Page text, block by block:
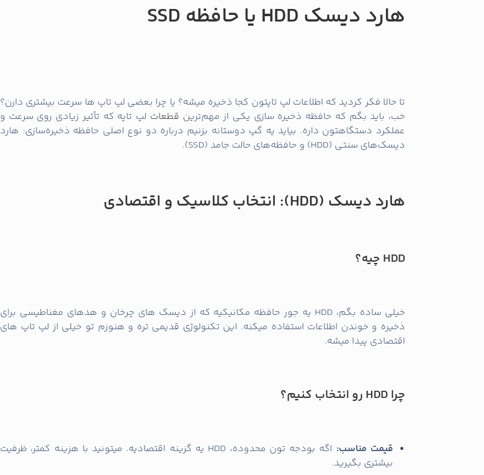
هارد دیسک HDD یا حافظه SSD
تا حالا فکر کردید که اطلاعات لپ‌ تاپتون کجا ذخیره میشه؟ یا چرا بعضی لپ‌ تاپ‌ ها سرعت بیشتری دارن؟
خب، باید بگم که حافظه ذخیره‌ سازی یکی از مهم‌ترین قطعات لپ‌ تاپه که تأثیر زیادی روی سرعت و
عملکرد دستگاهتون داره. بیاید یه گپ دوستانه بزنیم درباره دو نوع اصلی حافظه ذخیره‌سازی: هارد
دیسک‌های سنتی (HDD) و حافظه‌های حالت جامد (SSD).
هارد دیسک (HDD): انتخاب کلاسیک و اقتصادی
HDD چیه؟
خیلی ساده بگم، HDD یه جور حافظه مکانیکیه که از دیسک‌ های چرخان و هدهای مغناطیسی برای
ذخیره و خوندن اطلاعات استفاده میکنه. این تکنولوژی قدیمی‌ تره و هنوزم تو خیلی از لپ‌ تاپ‌ های
اقتصادی پیدا میشه.
چرا HDD رو انتخاب کنیم؟
قیمت مناسب:
اگه بودجه‌ تون محدوده، HDD یه گزینه اقتصادیه. میتونید با هزینه کمتر، ظرفیت
بیشتری بگیرید.